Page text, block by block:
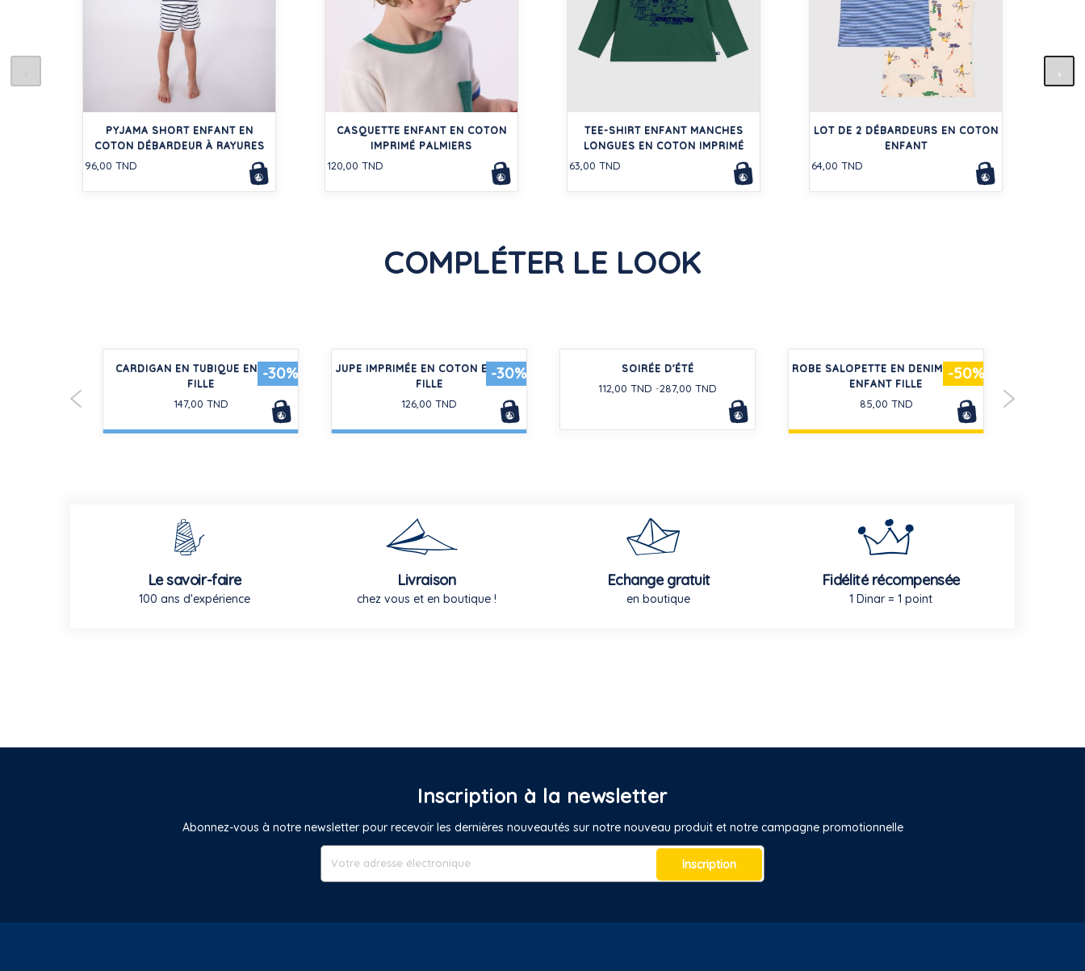
PYJAMA SHORT ENFANT EN
COTON DÉBARDEUR À RAYURES
96,00 TND
CASQUETTE ENFANT EN COTON
IMPRIMÉ PALMIERS
120,00 TND
TEE-SHIRT ENFANT MANCHES
LONGUES EN COTON IMPRIMÉ
63,00 TND
LOT DE 2 DÉBARDEURS EN COTON
ENFANT
64,00 TND
COMPLÉTER LE LOOK
-30%
CARDIGAN EN TUBIQUE ENFANT
FILLE
147,00 TND
-30%
JUPE IMPRIMÉE EN COTON ENFANT
FILLE
126,00 TND
SOIRÉE D'ÉTÉ
112,00 TND 287,00 TND
-50%
ROBE SALOPETTE EN DENIM LÉGER
ENFANT FILLE
85,00 TND
Le savoir-faire
100 ans d'expérience
Livraison
chez vous et en boutique !
Echange gratuit
en boutique
Fidélité récompensée
1 Dinar = 1 point
Inscription à la newsletter
Abonnez-vous à notre newsletter pour recevoir les dernières nouveautés sur notre nouveau produit et notre campagne promotionnelle
Inscription